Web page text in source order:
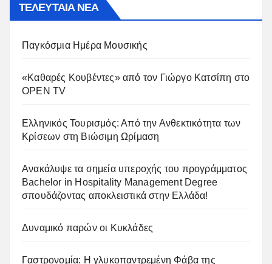
ΤΕΛΕΥΤΑΙΑ ΝΕΑ
Παγκόσμια Ημέρα Μουσικής
«Καθαρές Κουβέντες» από τον Γιώργο Κατσίπη στο
OPEN TV
Ελληνικός Τουρισμός: Από την Ανθεκτικότητα των
Κρίσεων στη Βιώσιμη Ωρίμαση
Ανακάλυψε τα σημεία υπεροχής του προγράμματος
Bachelor in Hospitality Management Degree
σπουδάζοντας αποκλειστικά στην Ελλάδα!
Δυναμικό παρών οι Κυκλάδες
Γαστρονομία: Η γλυκοπαντρεμένη Φάβα της